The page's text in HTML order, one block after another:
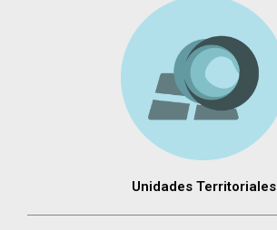
Unidades Territoriales